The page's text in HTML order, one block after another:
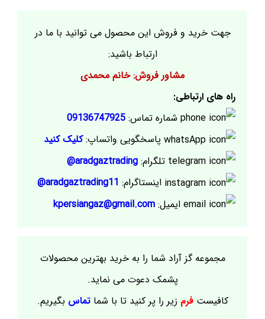
جهت خرید و فروش این محصول می توانید با ما در
ارتباط باشید:
مشاور فروش: خانم محمدی
راه های ارتباطی:
شماره تماس: 09136747925
پاسخگویی واتساپ:کلیک کنید
تلگرام: aradgaztrading@
اینستاگرام: aradgaztrading11@
ایمیل: kpersiangaz@gmail.com
مجموعه گز آراد شما را به خرید بهترین محصولات
پشمک دعوت می نماید.
کافیستفرم زیر را پر کنید تا با شماتماس بگیریم.